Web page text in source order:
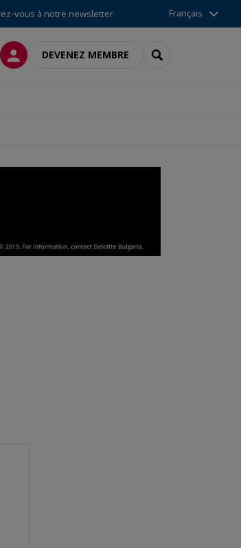
vous à notre newsletter Français
CONNEXIONDEVENEZ MEMBRE RECHERCHER